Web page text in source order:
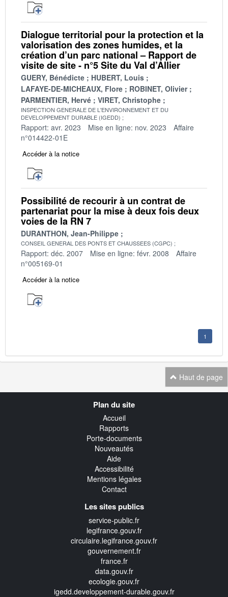
Dialogue territorial pour la protection et la
valorisation des zones humides, et la
création d’un parc national – Rapport de
visite de site - n°5 Site du Val d’Allier
GUERY, Bénédicte
HUBERT, Louis
LAFAYE-DE-MICHEAUX, Flore
ROBINET, Olivier
PARMENTIER, Hervé
VIRET, Christophe
INSPECTION GENERALE DE L'ENVIRONNEMENT ET DU
DEVELOPPEMENT DURABLE (IGEDD)
Rapport: avr. 2023 Mise en ligne: nov. 2023
Affaire
n°014422-01E
Accéder à la notice
Possibilité de recourir à un contrat de
partenariat pour la mise à deux fois deux
voies de la RN 7
DURANTHON, Jean-Philippe
CONSEIL GENERAL DES PONTS ET CHAUSSEES (CGPC)
Rapport: déc. 2007 Mise en ligne: févr. 2008
Affaire
n°005169-01
Accéder à la notice
1
Haut de page
Plan du site
Accueil
Rapports
Porte-documents
Nouveautés
Aide
Accessibilité
Mentions légales
Contact
Les sites publics
service-public.fr
legifrance.gouv.fr
circulaire.legifrance.gouv.fr
gouvernement.fr
france.fr
data.gouv.fr
ecologie.gouv.fr
igedd.developpement-durable.gouv.fr